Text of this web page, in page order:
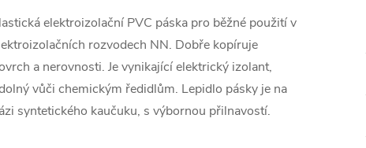
elektroizolační PVC páska pro běžné použití v
rozvodech NN. Dobře kopíruje
a nerovnosti. Je vynikající elektrický izolant,
vůči chemickým ředidlům. Lepidlo pásky je na
syntetického kaučuku, s výbornou přilnavostí.